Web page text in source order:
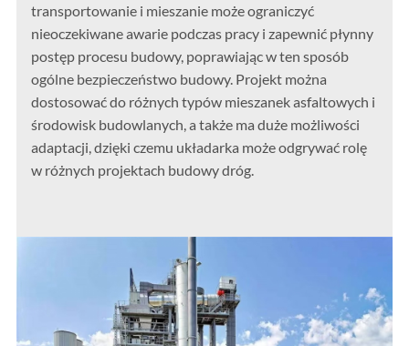
transportowanie i mieszanie może ograniczyć
nieoczekiwane awarie podczas pracy i zapewnić płynny
postęp procesu budowy, poprawiając w ten sposób
ogólne bezpieczeństwo budowy. Projekt można
dostosować do różnych typów mieszanek asfaltowych i
środowisk budowlanych, a także ma duże możliwości
adaptacji, dzięki czemu układarka może odgrywać rolę
w różnych projektach budowy dróg.